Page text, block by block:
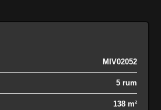
MIV02052
5 rum
138 m²